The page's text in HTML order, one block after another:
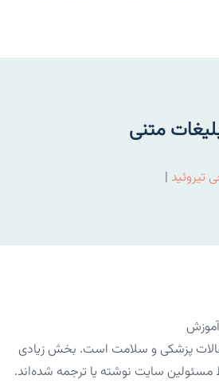
متنی
تیروئید |
پزشکی و سلامت است. بخش زیادی
مسئولین سایت نوشته یا ترجمه شده‌اند.